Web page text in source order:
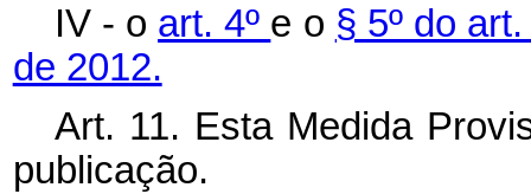
IV - o art. 4º e o § 5º do
de 2012.
Art. 11. Esta Medida
publicação.